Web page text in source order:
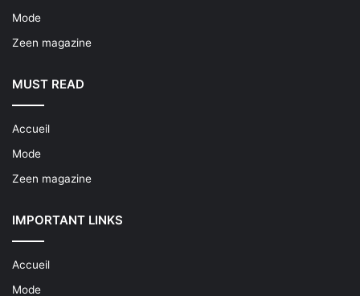
Mode
Zeen magazine
MUST READ
Accueil
Mode
Zeen magazine
IMPORTANT LINKS
Accueil
Mode